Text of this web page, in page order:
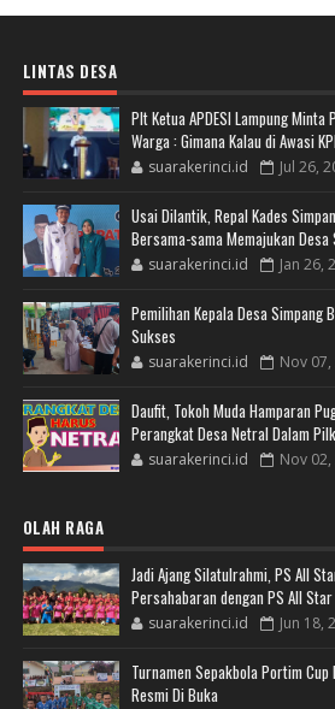
LINTAS DESA
Plt Ketua APDESI Lampung Minta
Warga : Gimana Kalau di Awasi
suarakerinci.id Jul 26,
Usai Dilantik, Repal Kades
Bersama-sama Memajukan Desa
suarakerinci.id Jan 26,
Pemilihan Kepala Desa Simpang
Sukses
suarakerinci.id Nov
Daufit, Tokoh Muda Hamparan
Perangkat Desa Netral Dalam
suarakerinci.id Nov
OLAH RAGA
Jadi Ajang Silatulrahmi, PS All
Persahabaran dengan PS All
suarakerinci.id Jun 18,
Turnamen Sepakbola Portim Cup
Resmi Di Buka